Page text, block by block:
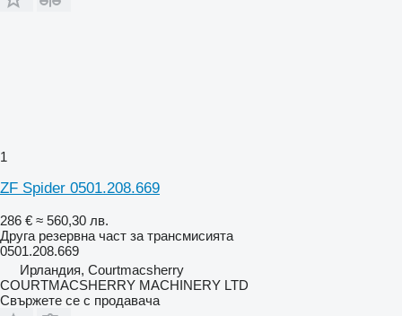
1
ZF Spider 0501.208.669
286 € ≈ 560,30 лв.
Друга резервна част за трансмисията
0501.208.669
Ирландия, Courtmacsherry
COURTMACSHERRY MACHINERY LTD
Свържете се с продавача